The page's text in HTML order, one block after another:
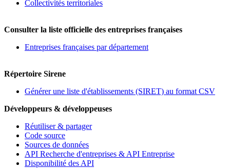
Collectivités territoriales
Consulter la liste officielle des entreprises françaises
Entreprises françaises par département
Répertoire Sirene
Générer une liste d'établissements (SIRET) au format CSV
Développeurs & développeuses
Réutiliser & partager
Code source
Sources de données
API Recherche d'entreprises & API Entreprise
Disponibilité des API